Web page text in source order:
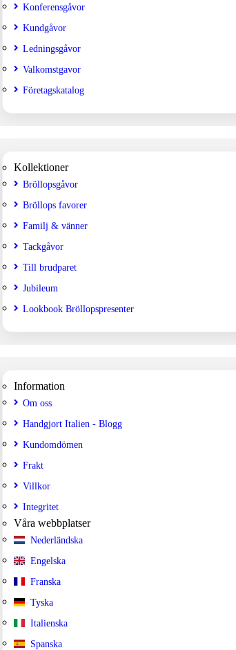
Konferensgåvor
Kundgåvor
Ledningsgåvor
Valkomstgavor
Företagskatalog
Kollektioner
Bröllopsgåvor
Bröllops favorer
Familj & vänner
Tackgåvor
Till brudparet
Jubileum
Lookbook Bröllopspresenter
Information
Om oss
Handgjort Italien - Blogg
Kundomdömen
Frakt
Villkor
Integritet
Våra webbplatser
Nederländska
Engelska
Franska
Tyska
Italienska
Spanska